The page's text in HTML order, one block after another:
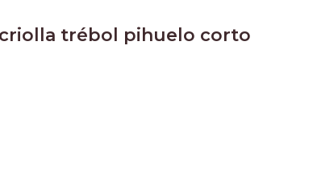
trébol pihuelo corto